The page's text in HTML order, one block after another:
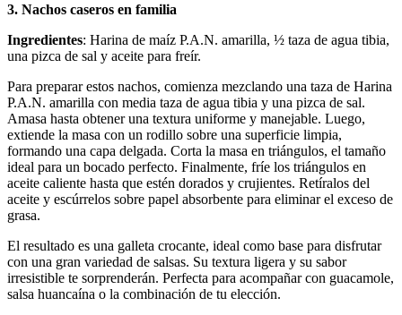
3. Nachos caseros en familia
Ingredientes: Harina de maíz P.A.N. amarilla, ½ taza de agua tibia,
una pizca de sal y aceite para freír.
Para preparar estos nachos, comienza mezclando una taza de Harina
P.A.N. amarilla con media taza de agua tibia y una pizca de sal.
Amasa hasta obtener una textura uniforme y manejable. Luego,
extiende la masa con un rodillo sobre una superficie limpia,
formando una capa delgada. Corta la masa en triángulos, el tamaño
ideal para un bocado perfecto. Finalmente, fríe los triángulos en
aceite caliente hasta que estén dorados y crujientes. Retíralos del
aceite y escúrrelos sobre papel absorbente para eliminar el exceso de
grasa.
El resultado es una galleta crocante, ideal como base para disfrutar
con una gran variedad de salsas. Su textura ligera y su sabor
irresistible te sorprenderán. Perfecta para acompañar con guacamole,
salsa huancaína o la combinación de tu elección.